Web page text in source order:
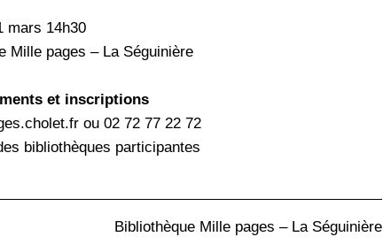
mars 14h30
Mille pages – La Séguinière
et inscriptions
ou 02 72 77 22 72
bibliothèques participantes
Bibliothèque Mille pages – La Séguinière